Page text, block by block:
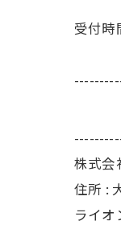
受付時
株式会
住所 :
ライオ